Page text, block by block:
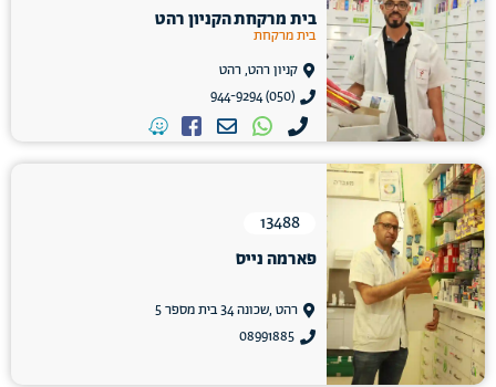
בית מרקחת הקניון רהט
בית מרקחת
קניון רהט, רהט
(050) 944-9294
13488
פארמה נייס
רהט ,שכונה 34 בית מספר 5
08991885